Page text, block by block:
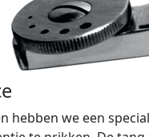
hebben we een